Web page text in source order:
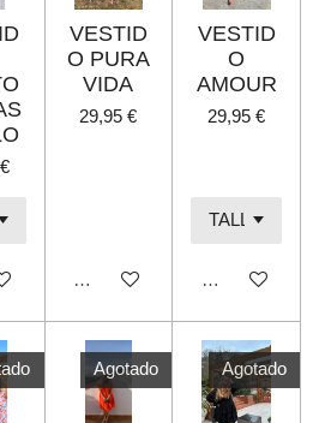
carrito
VESTID
O PURA
VIDA
29,95 €
Agotado
VESTID
O
AMOUR
29,95 €
Agotado
Agotado Agotado